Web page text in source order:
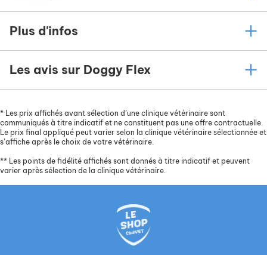
Plus d'infos
Les avis sur Doggy Flex
* Les prix affichés avant sélection d’une clinique vétérinaire sont
communiqués à titre indicatif et ne constituent pas une offre contractuelle.
Le prix final appliqué peut varier selon la clinique vétérinaire sélectionnée et
s’affiche après le choix de votre vétérinaire.
** Les points de fidélité affichés sont donnés à titre indicatif et peuvent
varier après sélection de la clinique vétérinaire.